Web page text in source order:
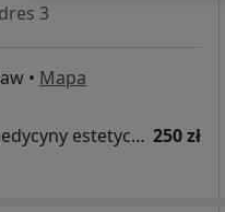
3
• Mapa
Konsultacja z zakresu medycyny estetycznej 250 zł